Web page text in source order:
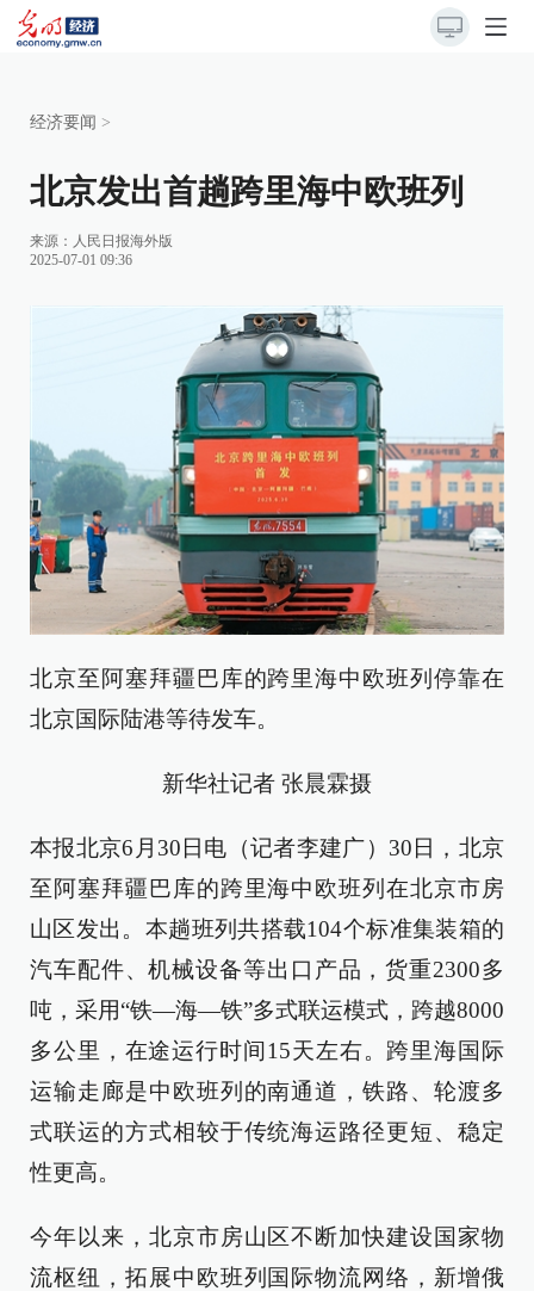
经济要闻 >
北京发出首趟跨里海中欧班列
来源： 人民日报海外版
2025-07-01 09:36
北京至阿塞拜疆巴库的跨里海中欧班列停靠在
北京国际陆港等待发车。
新华社记者 张晨霖摄
本报北京6月30日电（记者李建广）30日，北京
至阿塞拜疆巴库的跨里海中欧班列在北京市房
山区发出。本趟班列共搭载104个标准集装箱的
汽车配件、机械设备等出口产品，货重2300多
吨，采用“铁—海—铁”多式联运模式，跨越8000
多公里，在途运行时间15天左右。跨里海国际
运输走廊是中欧班列的南通道，铁路、轮渡多
式联运的方式相较于传统海运路径更短、稳定
性更高。
今年以来，北京市房山区不断加快建设国家物
流枢纽，拓展中欧班列国际物流网络，新增俄